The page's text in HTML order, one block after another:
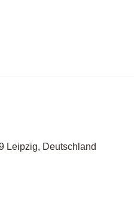
Leipzig, Deutschland